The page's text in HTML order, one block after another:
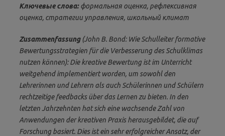
Ключевые слова:формальная оценка, рефлексивная
оценка, стратегии управления, школьный климат
Zusammenfassung (John B. Bond: Wie Schulleiter formative
Bewertungsstrategien für die Verbesserung des Schulklimas
nutzen können): Die kreative Bewertung ist im Unterricht
weitgehend implementiert worden, um sowohl den
Lehrerinnen und Lehrern als auch Schülerinnen und Schülern
rechtzeitige feedbacks über das Lernen zu bieten. In den
letzten Jahrzehnten hat sich eine wachsende Zahl von
Anwendungen der kreativen Praxis herausgebildet, die auf
Forschung basiert. Dies ist ein sehr erfolgreicher Ansatz, der